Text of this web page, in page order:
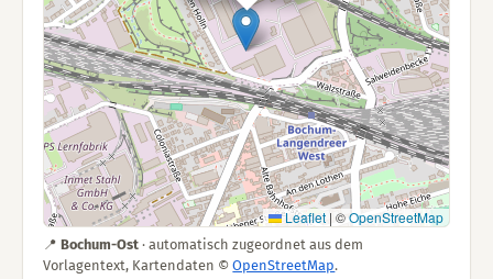
Leaflet | ©OpenStreetMap
📍Bochum-Ost · automatisch zugeordnet aus dem
Vorlagentext, Kartendaten ©OpenStreetMap.